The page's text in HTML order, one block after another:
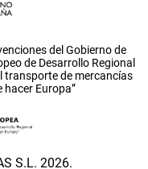
del Gobierno de
de Desarrollo Regional
transporte de mercancías
hacer Europa”
S.L. 2026.